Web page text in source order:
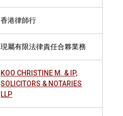
香港律師行
現屬有限法律責任合夥業務
KOO CHRISTINE M. & IP,
SOLICITORS & NOTARIES
LLP